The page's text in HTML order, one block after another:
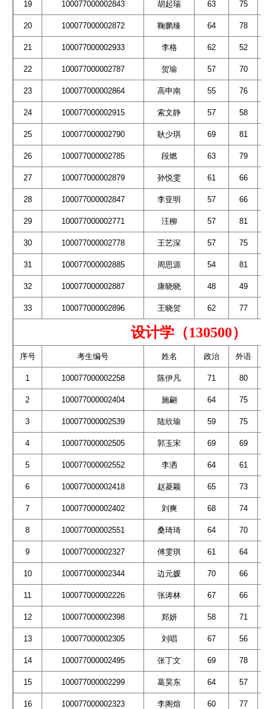
19 100077000002843 胡起瑞 63 75
20 100077000002872 鞠鹏臻 64 78
21 100077000002933 李格 62 52
22 100077000002787 贺瑜 57 70
23 100077000002864 高申南 55 76
24 100077000002915 索文静 57 58
25 100077000002790 耿少琪 69 81
26 100077000002785 段燃 63 79
27 100077000002879 孙悦雯 61 66
28 100077000002847 李亚明 57 66
29 100077000002771 汪柳 57 81
30 100077000002778 王艺深 57 75
31 100077000002885 周思源 54 81
32 100077000002887 康晓晓 48 49
33 100077000002896 王晓贺 62 77
设计学（130500）
序号 考生编号 姓名 政治 外语
1 100077000002258 陈伊凡 71 80
2 100077000002404 施翩 64 75
3 100077000002539 陆欣瑜 59 75
4 100077000002505 郭玉宋 69 69
5 100077000002552 李洒 64 61
6 100077000002418 赵菱颖 65 73
7 100077000002402 刘爽 68 74
8 100077000002551 桑琦琦 64 70
9 100077000002327 傅雯琪 61 64
10 100077000002344 边元媛 70 66
11 100077000002226 张涛林 67 66
12 100077000002398 郑妍 58 71
13 100077000002305 刘唱 67 56
14 100077000002495 张丁文 69 78
15 100077000002299 葛昊东 64 57
16 100077000002323 李阁煊 60 77